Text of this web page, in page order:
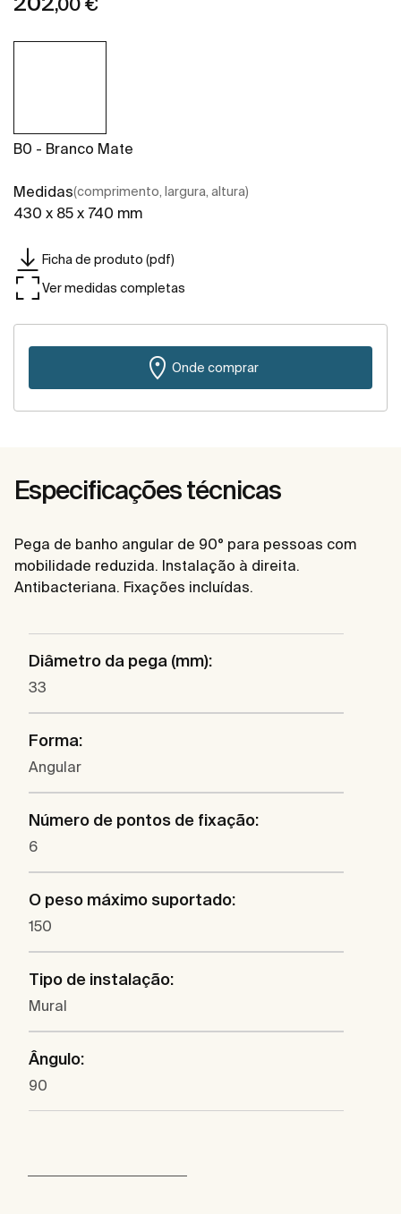
,00 €
B0 - Branco Mate
Medidas(comprimento, largura, altura)
430 x 85 x 740 mm
Ficha de produto (pdf)
Ver medidas completas
Onde comprar
Especificações técnicas
Pega de banho angular de 90° para pessoas com
mobilidade reduzida. Instalação à direita.
Antibacteriana. Fixações incluídas.
Diâmetro da pega (mm):
33
Forma:
Angular
Número de pontos de fixação:
6
O peso máximo suportado:
150
Tipo de instalação:
Mural
Ângulo:
90